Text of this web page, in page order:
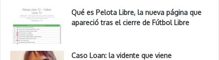
Qué es Pelota Libre, la nueva página que
apareció tras el cierre de Fútbol Libre
Caso Loan: la vidente que viene